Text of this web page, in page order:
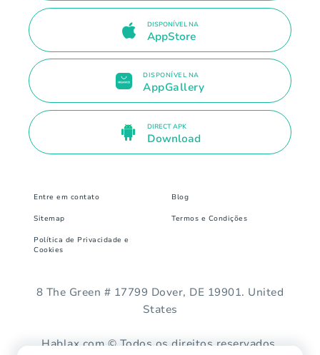
DISPONÍVEL NA
AppStore
DISPONÍVEL NA
AppGallery
DIRECT APK
Download
Entre em contato Blog
Sitemap Termos e Condições
Política de Privacidade e
Cookies
8 The Green # 17799 Dover, DE 19901. United
States
Hablax.com © Todos os direitos reservados.